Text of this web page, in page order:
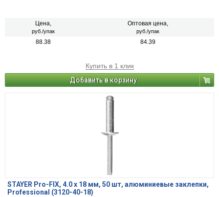
Цена,
руб./упак
Оптовая цена,
руб./упак
88.38 84.39
Купить в 1 клик
Добавить в корзину
STAYER Pro-FIX, 4.0 х 18 мм, 50 шт, алюминиевые заклепки,
Professional (3120-40-18)